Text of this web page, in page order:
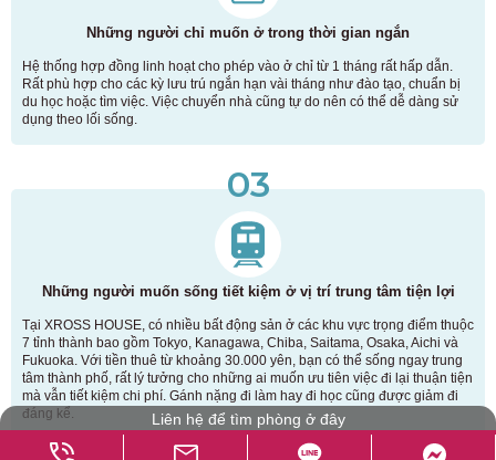
Những người chỉ muốn ở trong thời gian ngắn
Hệ thống hợp đồng linh hoạt cho phép vào ở chỉ từ 1 tháng rất hấp dẫn.
Rất phù hợp cho các kỳ lưu trú ngắn hạn vài tháng như đào tạo, chuẩn bị
du học hoặc tìm việc. Việc chuyển nhà cũng tự do nên có thể dễ dàng sử
dụng theo lối sống.
03
Những người muốn sống tiết kiệm ở vị trí trung tâm tiện lợi
Tại XROSS HOUSE, có nhiều bất động sản ở các khu vực trọng điểm thuộc
7 tỉnh thành bao gồm Tokyo, Kanagawa, Chiba, Saitama, Osaka, Aichi và
Fukuoka. Với tiền thuê từ khoảng 30.000 yên, bạn có thể sống ngay trung
tâm thành phố, rất lý tưởng cho những ai muốn ưu tiên việc đi lại thuận tiện
mà vẫn tiết kiệm chi phí. Gánh nặng đi làm hay đi học cũng được giảm đi
đáng kể.
Liên hệ để tìm phòng ở đây